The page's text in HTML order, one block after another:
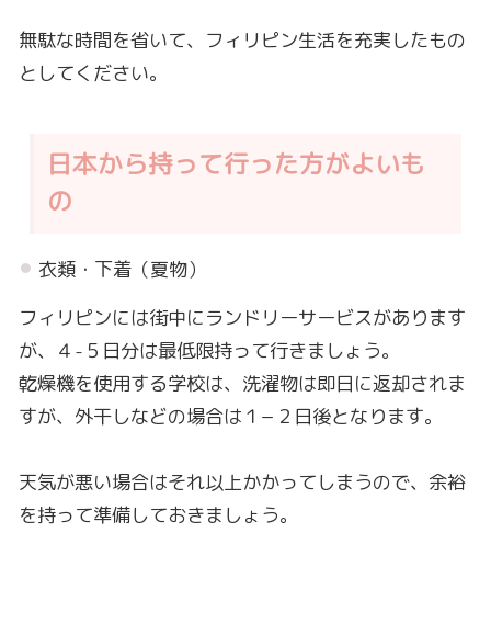
無駄な時間を省いて、フィリピン生活を充実したもの
としてください。
日本から持って行った方がよいも
の
衣類・下着（夏物）
フィリピンには街中にランドリーサービスがあります
が、４-５日分は最低限持って行きましょう。
乾燥機を使用する学校は、洗濯物は即日に返却されま
すが、外干しなどの場合は１−２日後となります。
天気が悪い場合はそれ以上かかってしまうので、余裕
を持って準備しておきましょう。